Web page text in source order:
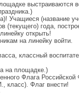
выстраиваются
(название
(текущего) года,
открыть!
на линейку войти.
классный
на площадке.)
Флага Российской
класс). Флаг внести!